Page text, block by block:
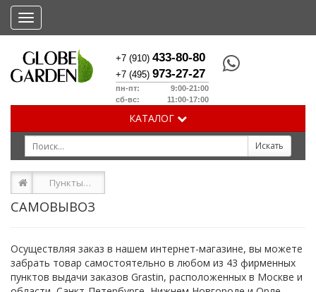
Меню
+7 (910)433-80-80
+7 (495)973-27-27
пн-пт: 9:00-21:00
сб-вс: 11:00-17:00
КАТАЛОГ
Пункты самовывоза
САМОВЫВОЗ
Осуществляя заказ в нашем интернет-магазине, вы можете
забрать товар самостоятельно в любом из 43 фирменных
пунктов выдачи заказов Grastin, расположенных в Москве и